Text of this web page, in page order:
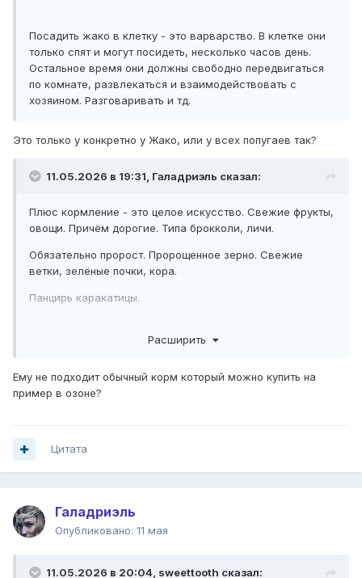
Посадить жако в клетку - это варварство. В клетке они
только спят и могут посидеть, несколько часов день.
Остальное время они должны свободно передвигаться
по комнате, развлекаться и взаимодействовать с
хозяином. Разговаривать и тд.
Это только у конкретно у Жако, или у всех попугаев так?
11.05.2026 в 19:31, Галадриэль сказал:
Плюс кормление - это целое искусство. Свежие фрукты,
овощи. Причём дорогие. Типа брокколи, личи.
Обязательно пророст. Пророщенное зерно. Свежие
ветки, зелёные почки, кора.
Панцирь каракатицы.
все ему покупать.
Расширить
Ему не подходит обычный корм который можно купить на
пример в озоне?
Цитата
Галадриэль
Опубликовано: 11 мая
11.05.2026 в 20:04, sweettooth сказал: